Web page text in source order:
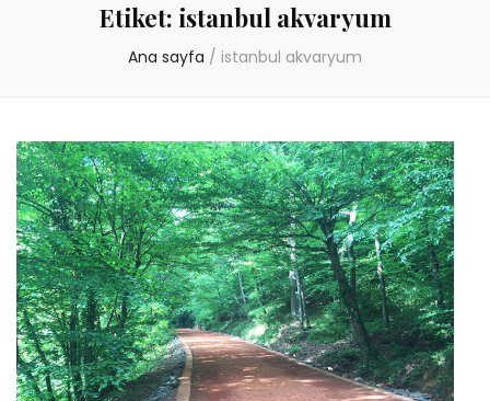
Etiket: istanbul akvaryum
Ana sayfa / istanbul akvaryum